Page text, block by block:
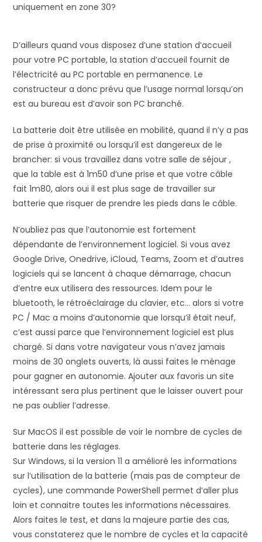
uniquement en zone 30?
D’ailleurs quand vous disposez d’une station d’accueil
pour votre PC portable, la station d’accueil fournit de
l’électricité au PC portable en permanence. Le
constructeur a donc prévu que l’usage normal lorsqu’on
est au bureau est d’avoir son PC branché.
La batterie doit être utilisée en mobilité, quand il n’y a pas
de prise à proximité ou lorsqu’il est dangereux de le
brancher: si vous travaillez dans votre salle de séjour ,
que la table est à 1m50 d’une prise et que votre câble
fait 1m80, alors oui il est plus sage de travailler sur
batterie que risquer de prendre les pieds dans le câble.
N’oubliez pas que l’autonomie est fortement
dépendante de l’environnement logiciel. Si vous avez
Google Drive, Onedrive, iCloud, Teams, Zoom et d’autres
logiciels qui se lancent à chaque démarrage, chacun
d’entre eux utilisera des ressources. Idem pour le
bluetooth, le rétroéclairage du clavier, etc… alors si votre
PC / Mac a moins d’autonomie que lorsqu’il était neuf,
c’est aussi parce que l’environnement logiciel est plus
chargé. Si dans votre navigateur vous n’avez jamais
moins de 30 onglets ouverts, là aussi faites le ménage
pour gagner en autonomie. Ajouter aux favoris un site
intéressant sera plus pertinent que le laisser ouvert pour
ne pas oublier l’adresse.
Sur MacOS il est possible de voir le nombre de cycles de
batterie dans les réglages.
Sur Windows, si la version 11 a amélioré les informations
sur l’utilisation de la batterie (mais pas de compteur de
cycles), une commande PowerShell permet d’aller plus
loin et connaitre toutes les informations nécessaires.
Alors faites le test, et dans la majeure partie des cas,
vous constaterez que le nombre de cycles et la capacité